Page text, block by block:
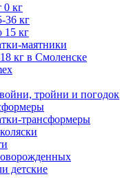
0 кг
36 кг
15 кг
маятники
кг в Смоленске
тройни и погодок
трансформеры
детские